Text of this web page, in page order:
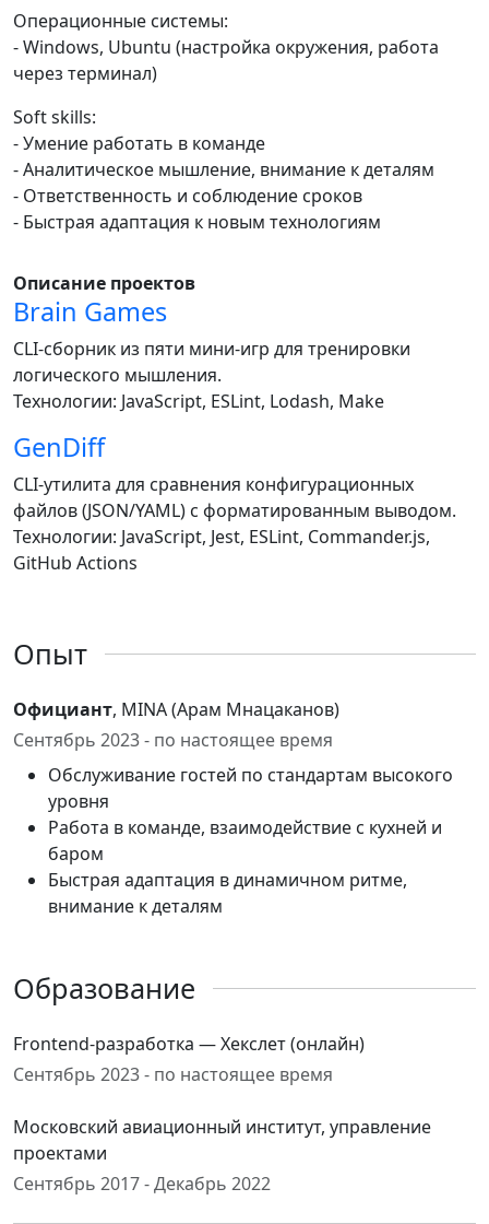
Операционные системы:
- Windows, Ubuntu (настройка окружения, работа
через терминал)
Soft skills:
- Умение работать в команде
- Аналитическое мышление, внимание к деталям
- Ответственность и соблюдение сроков
- Быстрая адаптация к новым технологиям
Описание проектов
Brain Games
CLI-сборник из пяти мини-игр для тренировки
логического мышления.
Технологии: JavaScript, ESLint, Lodash, Make
GenDiff
CLI-утилита для сравнения конфигурационных
файлов (JSON/YAML) с форматированным выводом.
Технологии: JavaScript, Jest, ESLint, Commander.js,
GitHub Actions
Опыт
Официант, MINA (Арам Мнацаканов)
Сентябрь 2023 - по настоящее время
Обслуживание гостей по стандартам высокого
уровня
Работа в команде, взаимодействие с кухней и
баром
Быстрая адаптация в динамичном ритме,
внимание к деталям
Образование
Frontend-разработка — Хекслет (онлайн)
Сентябрь 2023 - по настоящее время
Московский авиационный институт, управление
проектами
Сентябрь 2017 - Декабрь 2022